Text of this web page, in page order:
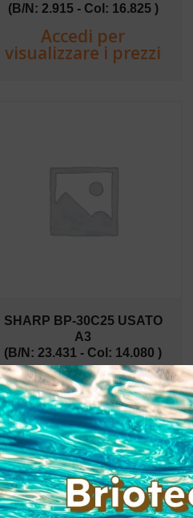
(B/N: 2.915 - Col: 16.825 )
Accedi per
visualizzare i prezzi
SHARP BP-30C25 USATO
A3
(B/N: 23.431 - Col: 14.080 )
Accedi per
visualizzare i prezzi